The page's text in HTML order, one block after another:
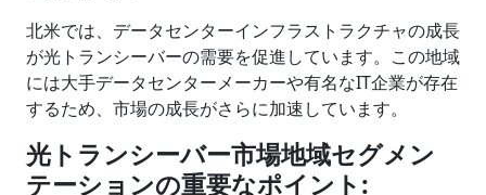
北米では、データセンターインフラストラクチャの成長
が光トランシーバーの需要を促進しています。この地域
には大手データセンターメーカーや有名なIT企業が存在
するため、市場の成長がさらに加速しています。
光トランシーバー市場地域セグメン
テーションの重要なポイント: